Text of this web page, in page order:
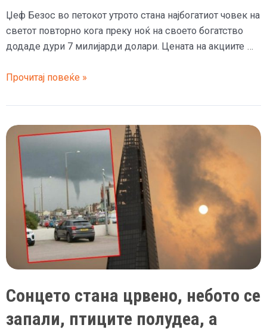
Џеф Безос во петокот утрото стана најбогатиот човек на
светот повторно кога преку ноќ на своето богатство
додаде дури 7 милијарди долари. Цената на акциите …
Џеф
повторно
стана
најбогатиот
човек
светот
претходно
беше
врвот
еден
Прочитај повеќе »
Сонцето стана црвено, небото се
запали, птиците полудеа, а